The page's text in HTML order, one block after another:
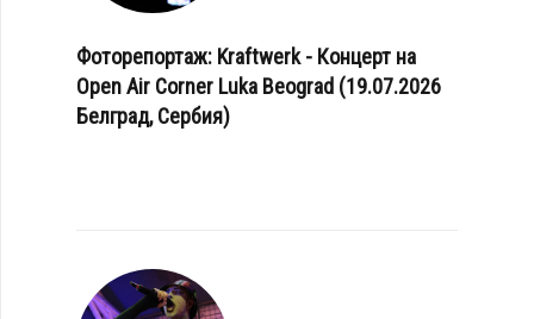
Фоторепортаж: Kraftwerk - Концерт на
Open Air Corner Luka Beograd (19.07.2026
Белград, Сербия)